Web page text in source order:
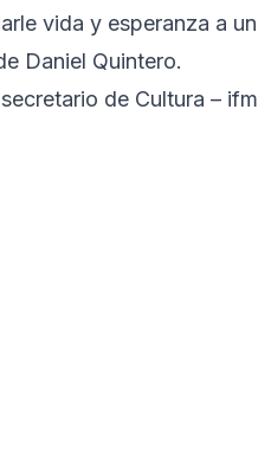
vida y esperanza a un
Daniel Quintero.
de Cultura – ifm